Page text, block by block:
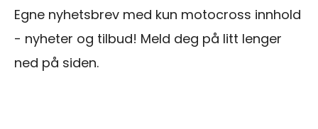
Egne nyhetsbrev med kun motocross innhold
- nyheter og tilbud! Meld deg på litt lenger
ned på siden.